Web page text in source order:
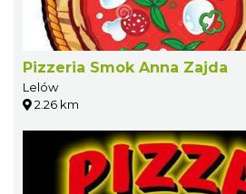
Pizzeria Smok Anna Zajda
Lelów
2.26 km